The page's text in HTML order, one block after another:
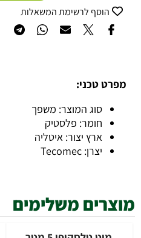
הוסף לרשימת המשאלות
מפרט טכני:
סוג המוצר: משפך
חומר: פלסטיק
ארץ יצור: איטליה
יצרן: Tecomec
מוצרים משלימים